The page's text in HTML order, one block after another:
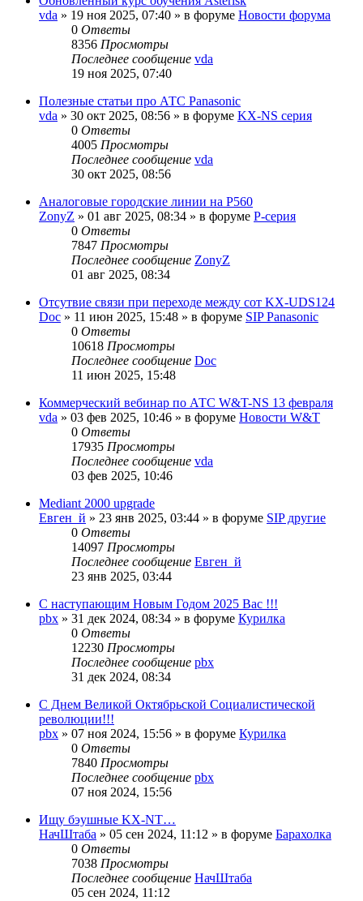
vda » 19 ноя 2025, 07:40 » в форуме Новости форума
0 Ответы
8356 Просмотры
Последнее сообщение vda
19 ноя 2025, 07:40
Полезные статьи про АТС Panasonic
vda » 30 окт 2025, 08:56 » в форуме KX-NS серия
0 Ответы
4005 Просмотры
Последнее сообщение vda
30 окт 2025, 08:56
Аналоговые городские линии на P560
ZonyZ » 01 авг 2025, 08:34 » в форуме P-серия
0 Ответы
7847 Просмотры
Последнее сообщение ZonyZ
01 авг 2025, 08:34
Отсутвие связи при переходе между сот KX-UDS124
Doc » 11 июн 2025, 15:48 » в форуме SIP Panasonic
0 Ответы
10618 Просмотры
Последнее сообщение Doc
11 июн 2025, 15:48
Коммерческий вебинар по АТС W&T-NS 13 февраля
vda » 03 фев 2025, 10:46 » в форуме Новости W&T
0 Ответы
17935 Просмотры
Последнее сообщение vda
03 фев 2025, 10:46
Mediant 2000 upgrade
Евген_й » 23 янв 2025, 03:44 » в форуме SIP другие
0 Ответы
14097 Просмотры
Последнее сообщение Евген_й
23 янв 2025, 03:44
С наступающим Новым Годом 2025 Вас !!!
pbx » 31 дек 2024, 08:34 » в форуме Курилка
0 Ответы
12230 Просмотры
Последнее сообщение pbx
31 дек 2024, 08:34
С Днем Великой Октябрьской Социалистической
революции!!!
pbx » 07 ноя 2024, 15:56 » в форуме Курилка
0 Ответы
7840 Просмотры
Последнее сообщение pbx
07 ноя 2024, 15:56
Ищу бэушные KX-NT…
НачШтаба » 05 сен 2024, 11:12 » в форуме Барахолка
0 Ответы
7038 Просмотры
Последнее сообщение НачШтаба
05 сен 2024, 11:12